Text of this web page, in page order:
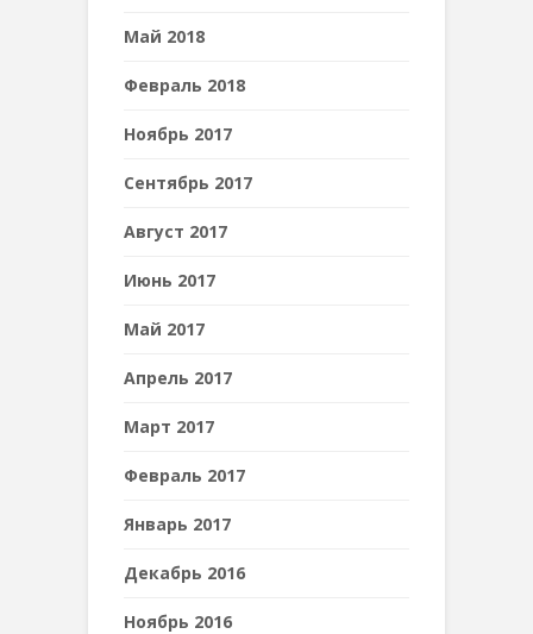
Май 2018
Февраль 2018
Ноябрь 2017
Сентябрь 2017
Август 2017
Июнь 2017
Май 2017
Апрель 2017
Март 2017
Февраль 2017
Январь 2017
Декабрь 2016
Ноябрь 2016